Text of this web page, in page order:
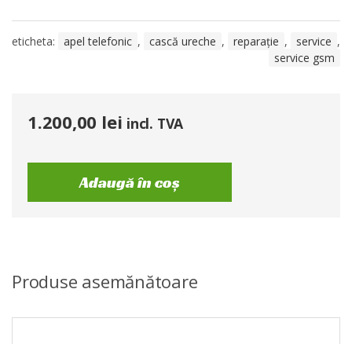
eticheta: apel telefonic , cască ureche , reparație , service ,
service gsm
1.200,00 lei incl. TVA
Adaugă în coș
Produse asemănătoare